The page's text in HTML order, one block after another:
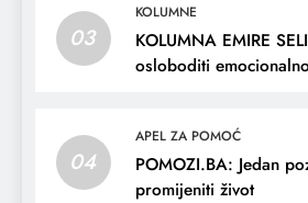
03
KOLUMNE
KOLUMNA EMIRE
osloboditi
04
APEL ZA POMOĆ
POMOZI.BA: Jedan
promijeniti život